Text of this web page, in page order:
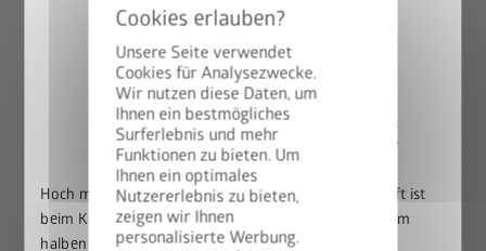
Unsere Seite verwendet
Cookies für Analysezwecke.
Wir nutzen diese Daten, um
Ihnen ein bestmögliches
Surferlebnis und mehr
Funktionen zu bieten. Um
Ihnen ein optimales
Nutzererlebnis zu bieten,
zeigen wir Ihnen
personalisierte Werbung.
einbrennlackiertes Stahlblech, Schrauben und
Scharniere aus Edelstahl
LebenslangeWartungsfreiheit
20 Jahre Garantie
Umfangreiche Grundausstattung inklusive
50% auf den BikeLift
Hoch mit dem Bike. Runter mit dem Preis: Der BikeLift ist
beim Kauf eines passenden Biohort Gerätehauses zum
halben Preis erhältlich.